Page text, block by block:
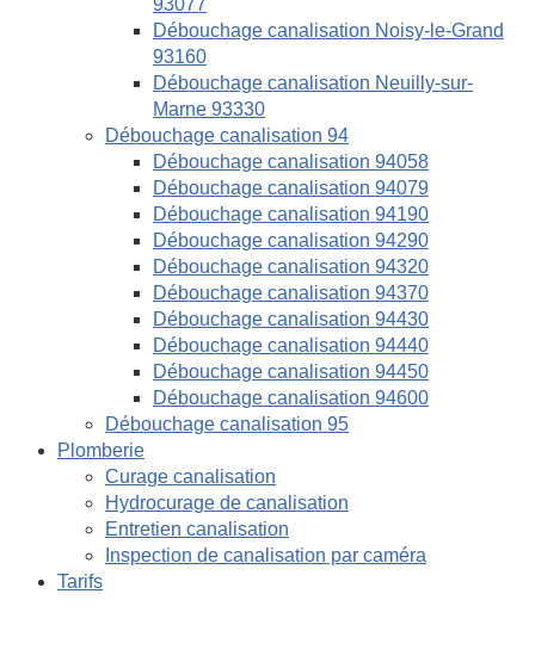
93077
Débouchage canalisation Noisy-le-Grand
93160
Débouchage canalisation Neuilly-sur-
Marne 93330
Débouchage canalisation 94
Débouchage canalisation 94058
Débouchage canalisation 94079
Débouchage canalisation 94190
Débouchage canalisation 94290
Débouchage canalisation 94320
Débouchage canalisation 94370
Débouchage canalisation 94430
Débouchage canalisation 94440
Débouchage canalisation 94450
Débouchage canalisation 94600
Débouchage canalisation 95
Plomberie
Curage canalisation
Hydrocurage de canalisation
Entretien canalisation
Inspection de canalisation par caméra
Tarifs